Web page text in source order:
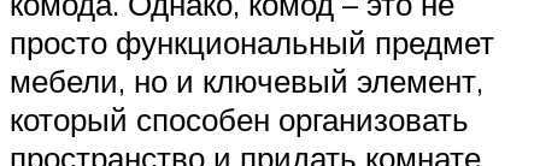
просто функциональный предмет
мебели, но и ключевый элемент,
который способен организовать
пространство и придать комнате